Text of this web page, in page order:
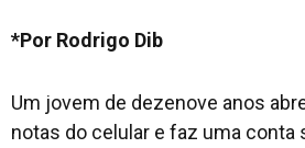
*Por Rodrigo Dib
Um jovem de dezenove anos
notas do celular e faz uma conta